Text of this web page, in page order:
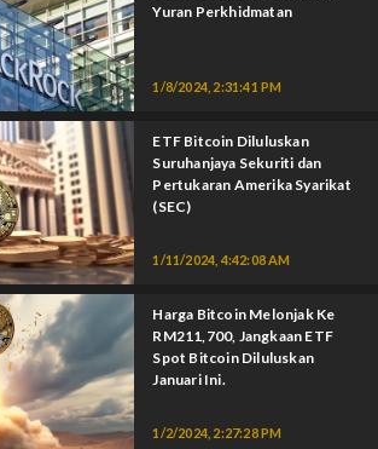
Yuran Perkhidmatan
1/8/2024, 2:31:41 PM
ETF Bitcoin Diluluskan
Suruhanjaya Sekuriti dan
Pertukaran Amerika Syarikat
(SEC)
1/11/2024, 4:42:08 AM
Harga Bitcoin Melonjak Ke
RM211,700, Jangkaan ETF
Spot Bitcoin Diluluskan
Januari Ini.
1/2/2024, 2:27:28 PM